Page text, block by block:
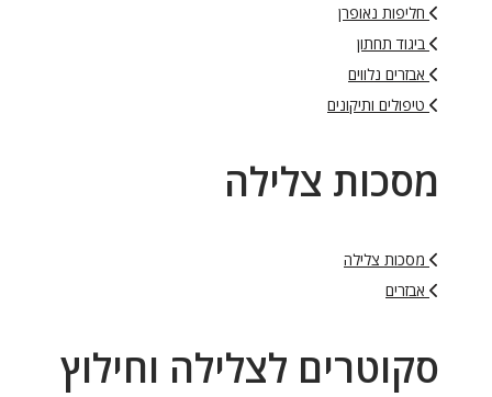
חליפות נאופרן
ביגוד תחתון
אבזרים נלווים
טיפולים ותיקונים
מסכות צלילה
מסכות צלילה
אבזרים
סקוטרים לצלילה וחילוץ